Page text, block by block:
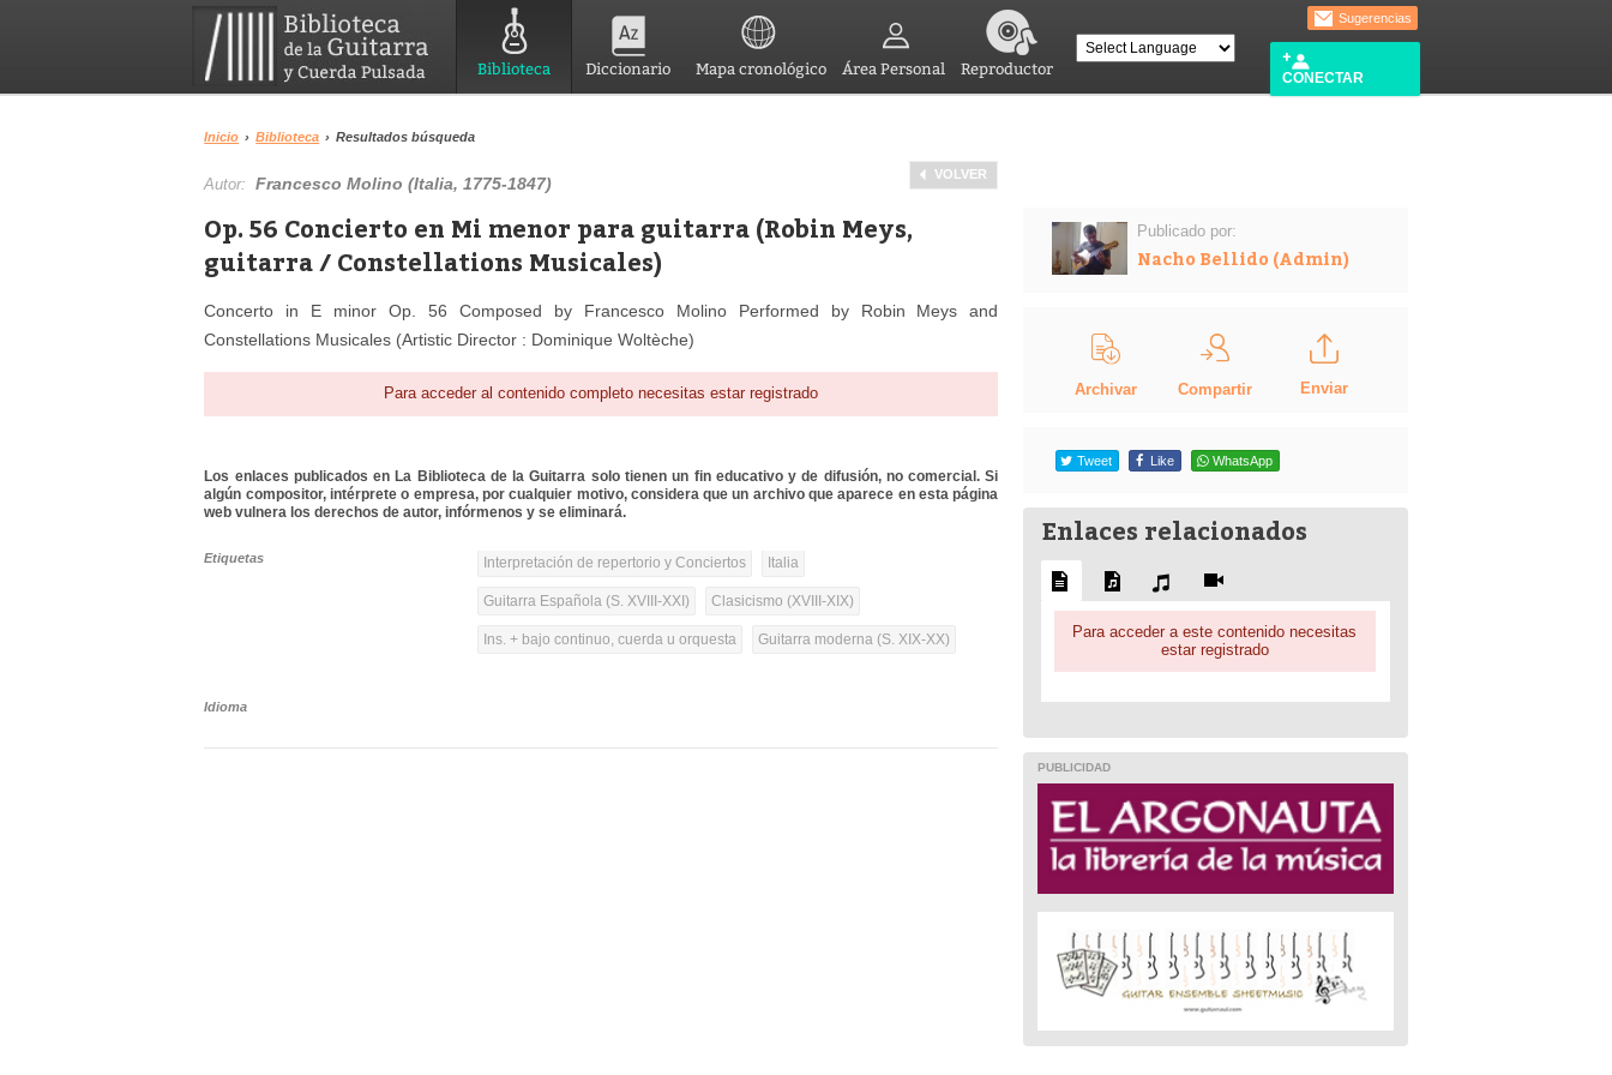
Biblioteca Diccionario Mapa cronológico Área Personal Reproductor
Sugerencias
CONECTAR
Inicio › Biblioteca › Resultados búsqueda
VOLVER
Autor:Francesco Molino (Italia, 1775-1847)
Op. 56 Concierto en Mi menor para guitarra (Robin Meys,
guitarra / Constellations Musicales)
Concerto in E minor Op. 56 Composed by Francesco Molino Performed by Robin Meys and
Constellations Musicales (Artistic Director : Dominique Woltèche)
Para acceder al contenido completo necesitas estar registrado
Los enlaces publicados en La Biblioteca de la Guitarra solo tienen un fin educativo y de difusión, no comercial. Si
algún compositor, intérprete o empresa, por cualquier motivo, considera que un archivo que aparece en esta página
web vulnera los derechos de autor, infórmenos y se eliminará.
Etiquetas Interpretación de repertorio y Conciertos Italia
Guitarra Española (S. XVIII-XXI) Clasicismo (XVIII-XIX)
Ins. + bajo continuo, cuerda u orquesta Guitarra moderna (S. XIX-XX)
Idioma
Publicado por:
Nacho Bellido (Admin)
Archivar Compartir Enviar
Tweet Like WhatsApp
Enlaces relacionados
Para acceder a este contenido necesitas
estar registrado
PUBLICIDAD